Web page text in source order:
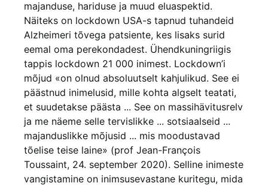
majanduse, hariduse ja muud eluaspektid.
Näiteks on lockdown USA-s tapnud tuhandeid
Alzheimeri tõvega patsiente, kes lisaks surid
eemal oma perekondadest. Ühendkuningriigis
tappis lockdown 21 000 inimest. Lockdown’i
mõjud «on olnud absoluutselt kahjulikud. See ei
päästnud inimelusid, mille kohta algselt teatati,
et suudetakse päästa ... See on massihävitusrelv
ja me näeme selle tervislikke ... sotsiaalseid ...
majanduslikke mõjusid ... mis moodustavad
tõelise teise laine» (prof Jean-François
Toussaint, 24. september 2020). Selline inimeste
vangistamine on inimsusevastane kuritegu, mida